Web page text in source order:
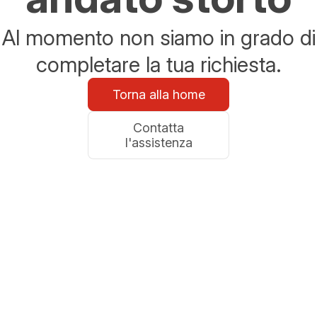
Al momento non siamo in grado di
completare la tua richiesta.
Torna alla home
Contatta
l'assistenza